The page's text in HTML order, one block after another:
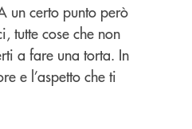
un certo punto però
tutte cose che non
a fare una torta. In
e l’aspetto che ti